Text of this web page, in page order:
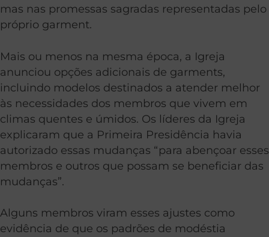
mas nas promessas sagradas representadas pelo
próprio garment.
Mais ou menos na mesma época, a Igreja
anunciou opções adicionais de garments,
incluindo modelos destinados a atender melhor
às necessidades dos membros que vivem em
climas quentes e úmidos. Os líderes da Igreja
explicaram que a Primeira Presidência havia
autorizado essas mudanças “para abençoar esses
membros e outros que possam se beneficiar das
mudanças”.
Alguns membros viram esses ajustes como
evidência de que os padrões de modéstia